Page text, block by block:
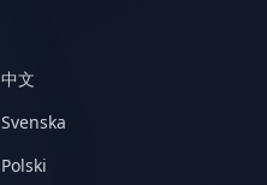
中文
Svenska
Polski